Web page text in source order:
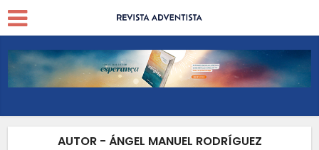
AUTOR - ÁNGEL MANUEL RODRÍGUEZ